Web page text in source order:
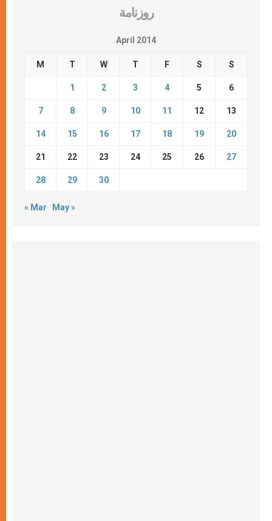
روزنامة
April 2014
M T W T F S S
1 2 3 4 5 6
7 8 9 10 11 12 13
14 15 16 17 18 19 20
21 22 23 24 25 26 27
28 29 30
« Mar May »